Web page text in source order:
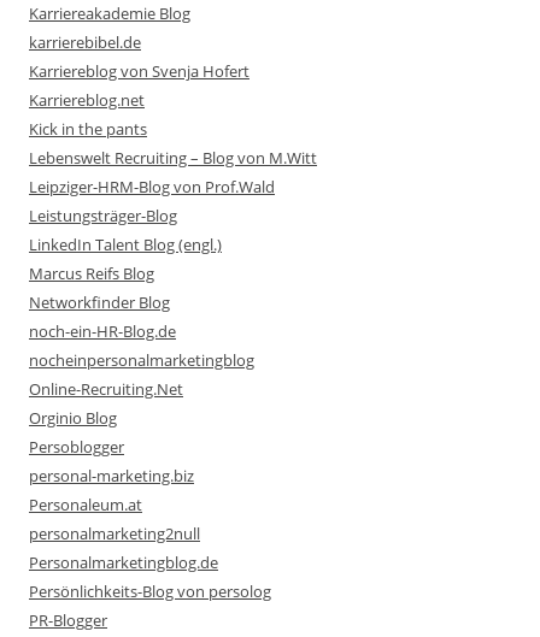
Karriereakademie Blog
karrierebibel.de
Karriereblog von Svenja Hofert
Karriereblog.net
Kick in the pants
Lebenswelt Recruiting – Blog von M.Witt
Leipziger-HRM-Blog von Prof.Wald
Leistungsträger-Blog
LinkedIn Talent Blog (engl.)
Marcus Reifs Blog
Networkfinder Blog
noch-ein-HR-Blog.de
nocheinpersonalmarketingblog
Online-Recruiting.Net
Orginio Blog
Persoblogger
personal-marketing.biz
Personaleum.at
personalmarketing2null
Personalmarketingblog.de
Persönlichkeits-Blog von persolog
PR-Blogger